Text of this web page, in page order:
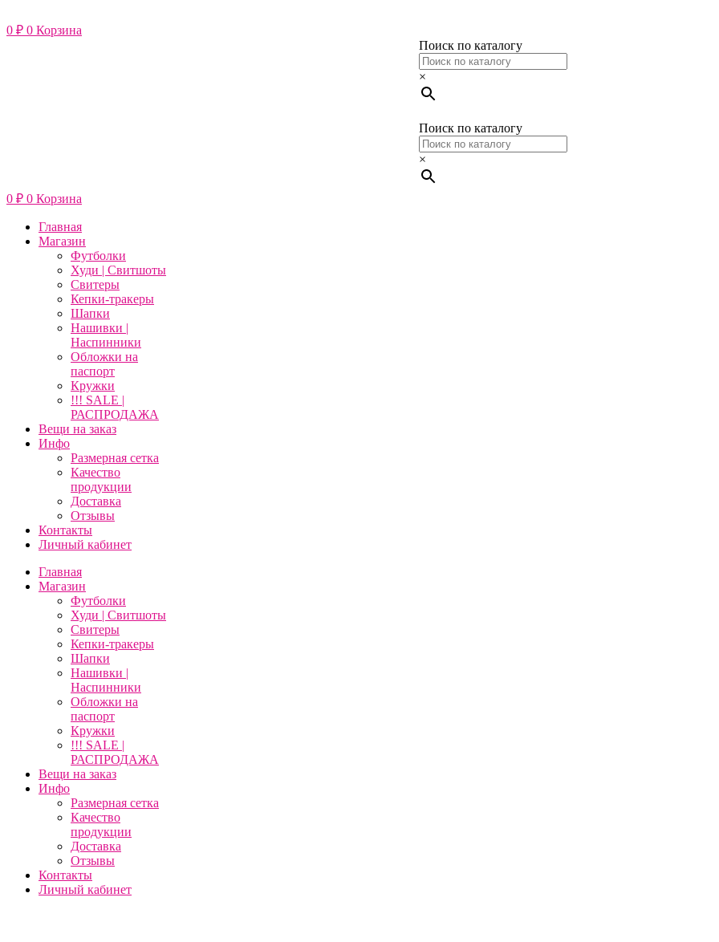
к
содержимому
0 ₽ 0 Корзина
Поиск по каталогу
×
Поиск по каталогу
×
0 ₽ 0 Корзина
Главная
Магазин
Футболки
Худи | Свитшоты
Свитеры
Кепки-тракеры
Шапки
Нашивки |
Наспинники
Обложки на
паспорт
Кружки
!!! SALE |
РАСПРОДАЖА
Вещи на заказ
Инфо
Размерная сетка
Качество
продукции
Доставка
Отзывы
Контакты
Личный кабинет
Главная
Магазин
Футболки
Худи | Свитшоты
Свитеры
Кепки-тракеры
Шапки
Нашивки |
Наспинники
Обложки на
паспорт
Кружки
!!! SALE |
РАСПРОДАЖА
Вещи на заказ
Инфо
Размерная сетка
Качество
продукции
Доставка
Отзывы
Контакты
Личный кабинет